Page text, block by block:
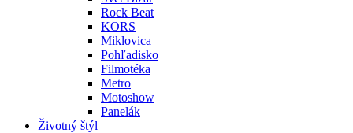
Rock Beat
KORS
Miklovica
Pohľadisko
Filmotéka
Metro
Motoshow
Panelák
Životný štýl